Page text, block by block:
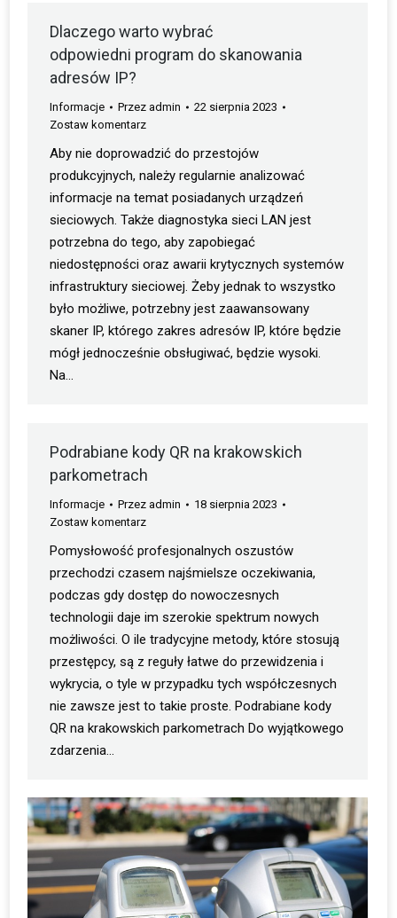
Dlaczego warto wybrać
odpowiedni program do skanowania
adresów IP?
Informacje Przez admin
22 sierpnia 2023
Zostaw komentarz
Aby nie doprowadzić do przestojów
produkcyjnych, należy regularnie analizować
informacje na temat posiadanych urządzeń
sieciowych. Także diagnostyka sieci LAN jest
potrzebna do tego, aby zapobiegać
niedostępności oraz awarii krytycznych systemów
infrastruktury sieciowej. Żeby jednak to wszystko
było możliwe, potrzebny jest zaawansowany
skaner IP, którego zakres adresów IP, które będzie
mógł jednocześnie obsługiwać, będzie wysoki.
Na…
Podrabiane kody QR na krakowskich
parkometrach
Informacje Przez admin
18 sierpnia 2023
Zostaw komentarz
Pomysłowość profesjonalnych oszustów
przechodzi czasem najśmielsze oczekiwania,
podczas gdy dostęp do nowoczesnych
technologii daje im szerokie spektrum nowych
możliwości. O ile tradycyjne metody, które stosują
przestępcy, są z reguły łatwe do przewidzenia i
wykrycia, o tyle w przypadku tych współczesnych
nie zawsze jest to takie proste. Podrabiane kody
QR na krakowskich parkometrach Do wyjątkowego
zdarzenia…